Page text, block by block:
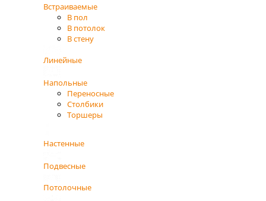
Встраиваемые
В пол
В потолок
В стену
Линейные
Напольные
Переносные
Столбики
Торшеры
Настенные
Подвесные
Потолочные